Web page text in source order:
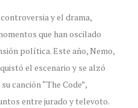
y el drama,
que han oscilado
política. Este año, Nemo,
el escenario y se alzó
canción “The Code”,
entre jurado y televoto.